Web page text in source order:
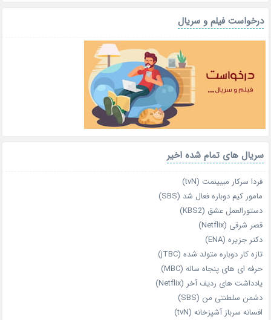
درخواست فیلم و سریال
سریال های تمام شده اخیر
فردا سرکار میبینمت (tvN)
مامور کیم دوباره فعال شد (SBS)
دستورالعمل عشق (KBS2)
قصر شرقی (Netflix)
دکتر جزیره (ENA)
تازه‌ کار دوباره‌ متولد شده (jTBC)
حرفه‌ ای‌ های پنجاه‌ ساله (MBC)
یادداشت‌ های ردیف آخر (Netflix)
دشمن سلطنتی من (SBS)
افسانه سرباز آشپزخانه (tvN)